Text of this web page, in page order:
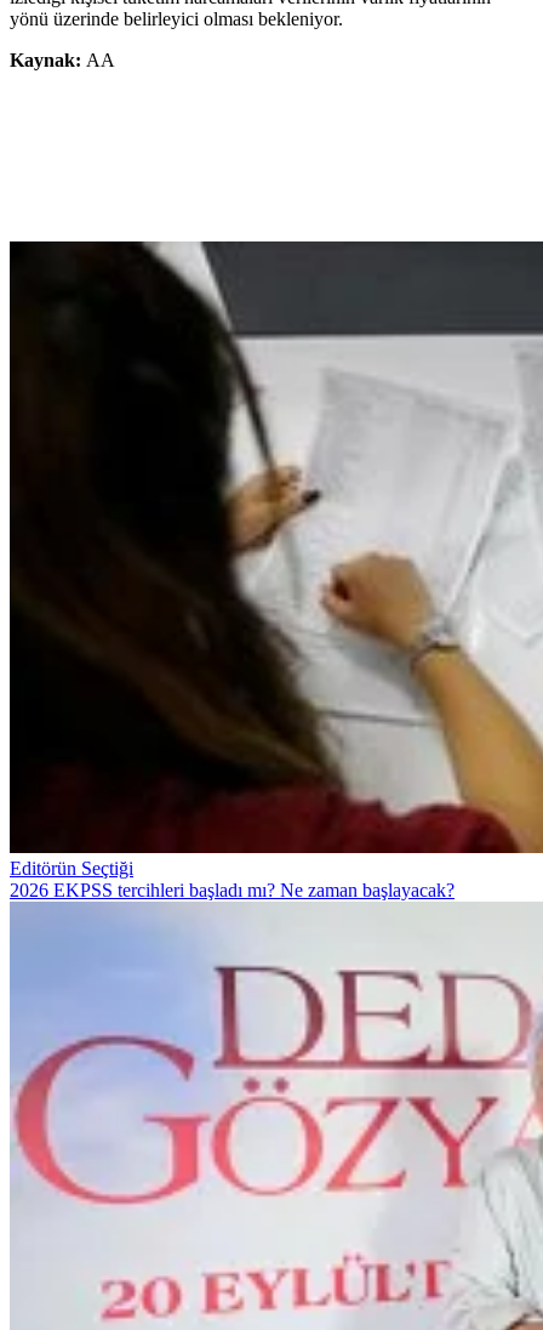
yönü üzerinde belirleyici olması bekleniyor.
Kaynak: AA
Editörün Seçtiği
2026 EKPSS tercihleri başladı mı? Ne zaman başlayacak?